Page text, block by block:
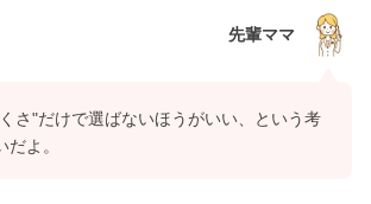
先輩ママ
さ"だけで選ばないほうがいい、という考
よ。